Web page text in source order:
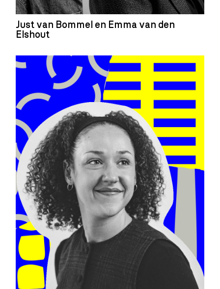
Just van Bommel en Emma van den
Elshout